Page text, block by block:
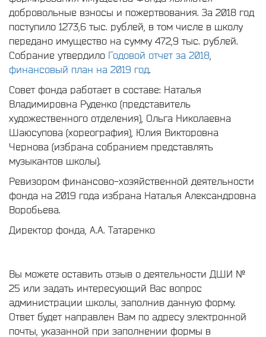
добровольные взносы и пожертвования. За 2018 год
поступило 1273,6 тыс. рублей, в том числе в школу
передано имущество на сумму 472,9 тыс. рублей.
Собрание утвердило Годовой отчет за 2018
финансовый план на 2019 год.
Совет фонда работает в составе: Наталья
Владимировна Руденко (представитель
художественного отделения), Ольга Николаевна
Шаюсупова (хореография), Юлия Викторовна
Чернова (избрана собранием представлять
музыкантов школы).
Ревизором финансово-хозяйственной деятельности
фонда на 2019 года избрана Наталья Александровна
Воробьева.
Директор фонда, А.А. Татаренко
Вы можете оставить отзыв о деятельности ДШИ №
25 или задать интересующий Вас вопрос
администрации школы, заполнив данную форму.
Ответ будет направлен Вам по адресу электронной
почты, указанной при заполнении формы в